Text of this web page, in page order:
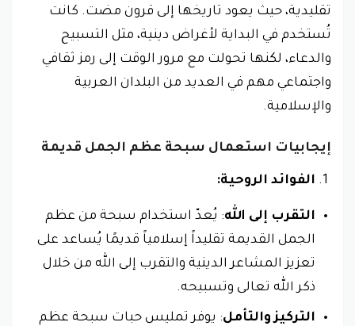
تقليدية، حيث يعود تاريخها إلى قرون مضت. كانت
تُستخدم في البداية لأغراض دينية، مثل التسبيح
والدعاء، لكنها تحولت مع مرور الوقت إلى رمز ثقافي
واجتماعي مهم في العديد من البلدان العربية
والإسلامية.
إيجابيات استعمال سبحة عظم الجمل قديمة
الفوائد الروحية:
التقرب إلى الله: يُعدّ استخدام سبحة من عظم
الجمل القديمة تقليداً إسلامياً قديمًا يُساعد على
تعزيز المشاعر الدينية والتقرب إلى الله من خلال
ذكر الله تعالى وتسبيحه.
التركيز والتأمل: يوفر تمليس حبات سبحة عظم